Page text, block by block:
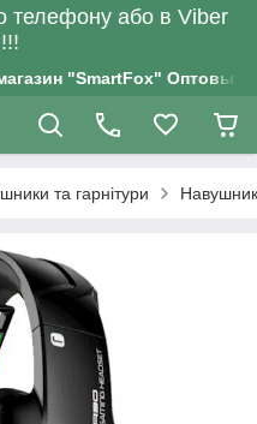
телефону або в Viber
"SmartFox" Оптовым
та гарнітури